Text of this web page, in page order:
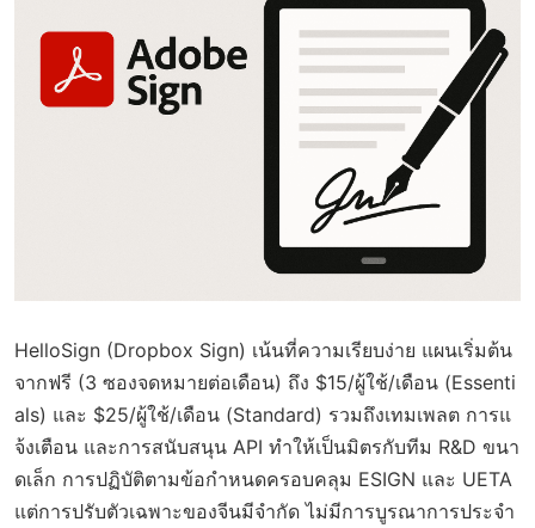
HelloSign (Dropbox Sign) เน้นที่ความเรียบง่าย แผนเริ่มต้น
จากฟรี (3 ซองจดหมายต่อเดือน) ถึง $15/ผู้ใช้/เดือน (Essenti
als) และ $25/ผู้ใช้/เดือน (Standard) รวมถึงเทมเพลต การแ
จ้งเตือน และการสนับสนุน API ทำให้เป็นมิตรกับทีม R&D ขนา
ดเล็ก การปฏิบัติตามข้อกำหนดครอบคลุม ESIGN และ UETA
แต่การปรับตัวเฉพาะของจีนมีจำกัด ไม่มีการบูรณาการประจำ